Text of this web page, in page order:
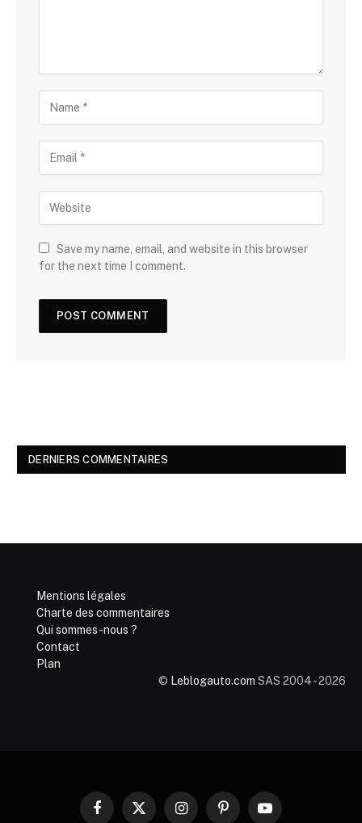
Save my name, email, and website in this browser
for the next time I comment.
DERNIERS COMMENTAIRES
Mentions légales
Charte des commentaires
Qui sommes-nous ?
Contact
Plan
© Leblogauto.com SAS 2004 - 2026
Facebook
X InstagramPinterestYouTube